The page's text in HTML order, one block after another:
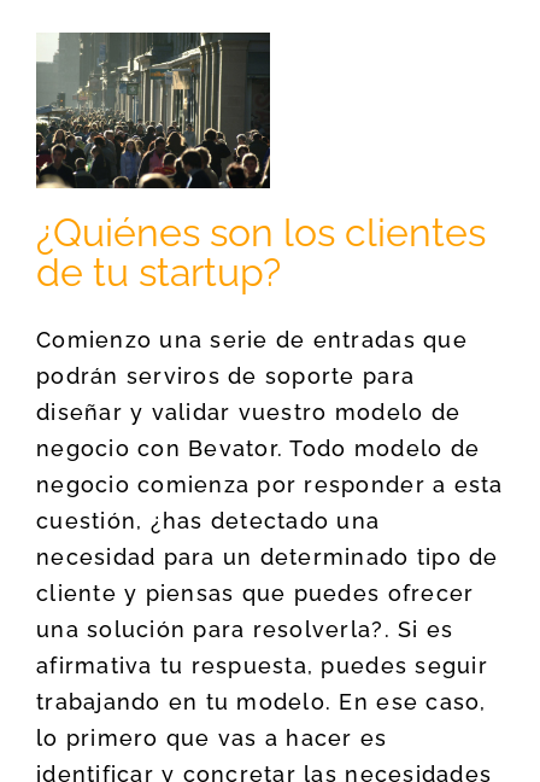
¿Quiénes son los clientes
de tu startup?
Comienzo una serie de entradas que
podrán serviros de soporte para
diseñar y validar vuestro modelo de
negocio con Bevator. Todo modelo de
negocio comienza por responder a esta
cuestión, ¿has detectado una
necesidad para un determinado tipo de
cliente y piensas que puedes ofrecer
una solución para resolverla?. Si es
afirmativa tu respuesta, puedes seguir
trabajando en tu modelo. En ese caso,
lo primero que vas a hacer es
identificar y concretar las necesidades